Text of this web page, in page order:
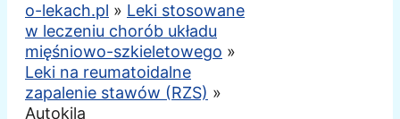
o-lekach.pl » Leki stosowane
w leczeniu chorób układu
mięśniowo-szkieletowego »
Leki na reumatoidalne
zapalenie stawów (RZS) »
Autokila